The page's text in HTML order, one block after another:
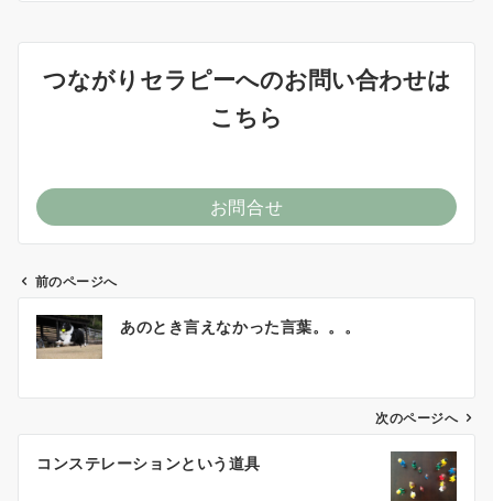
つながりセラピーへのお問い合わせは
こちら
お問合せ
ビ
前のページへ
あのとき言えなかった言葉。。。
次のページへ
コンステレーションという道具